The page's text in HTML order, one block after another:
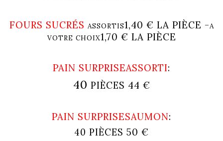
FOURS SUCRÉS ASSORTIS1,40 € LA PIÈCE -A
VOTRE CHOIX1,70 € LA PIÈCE
PAIN SURPRISEASSORTI:
40 PIÈCES 44 €
PAIN SURPRISESAUMON:
40 PIÈCES 50 €